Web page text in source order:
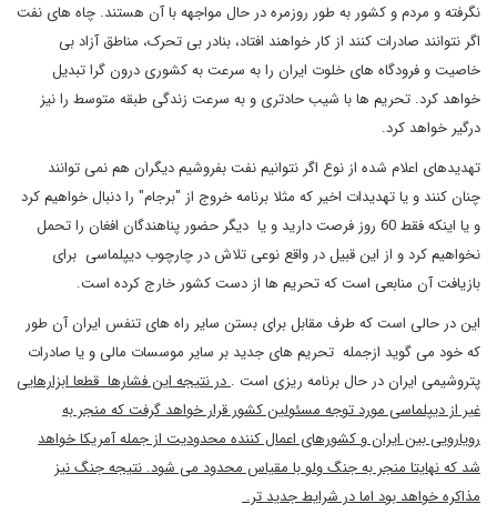
نگرفته و مردم و کشور به طور روزمره در حال مواجهه با آن هستند. چاه های نفت
اگر نتوانند صادرات کنند از کار خواهند افتاد، بنادر بی تحرک، مناطق آزاد بی
خاصیت و فرودگاه های خلوت ایران را به سرعت به کشوری درون گرا تبدیل
خواهد کرد. تحریم ها با شیب حادتری و به سرعت زندگی طبقه متوسط را نیز
درگیر خواهد کرد.
تهدیدهای اعلام شده از نوع اگر نتوانیم نفت بفروشیم دیگران هم نمی توانند
چنان کنند و یا تهدیدات اخیر که مثلا برنامه خروج از "برجام" را دنبال خواهیم کرد
و یا اینکه فقط 60 روز فرصت دارید و یا دیگر حضور پناهندگان افغان را تحمل
نخواهیم کرد و از این قبیل در واقع نوعی تلاش در چارچوب دیپلماسی برای
بازیافت آن منابعی است که تحریم ها از دست کشور خارج کرده است.
این در حالی است که طرف مقابل برای بستن سایر راه های تنفس ایران آن طور
که خود می گوید ازجمله تحریم های جدید بر سایر موسسات مالی و یا صادرات
پتروشیمی ایران در حال برنامه ریزی است .در نتیجه این فشارها قطعا ابزارهایی
غیر از دیپلماسی مورد توجه مسئولین کشور قرار خواهد گرفت که منجر به
رویارویی بین ایران و کشورهای اعمال کننده محدودیت از جمله آمریکا خواهد
شد که نهایتا منجر به جنگ ولو با مقیاس محدود می شود. نتیجه جنگ نیز
مذاکره خواهد بود اما در شرایط جدید تر.